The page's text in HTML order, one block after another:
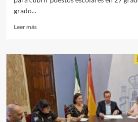
grado...
Leer másLeer
Andalucía
dispone
más
de
6.100
plazas
vacantes